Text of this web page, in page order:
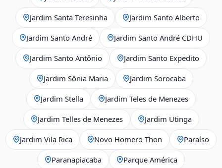
Jardim Santa Teresinha Jardim Santo Alberto
Jardim Santo André Jardim Santo André CDHU
Jardim Santo Antônio Jardim Santo Expedito
Jardim Sônia Maria Jardim Sorocaba
Jardim Stella Jardim Teles de Menezes
Jardim Telles de Menezes Jardim Utinga
Jardim Vila Rica Novo Homero Thon Paraíso
Paranapiacaba Parque América